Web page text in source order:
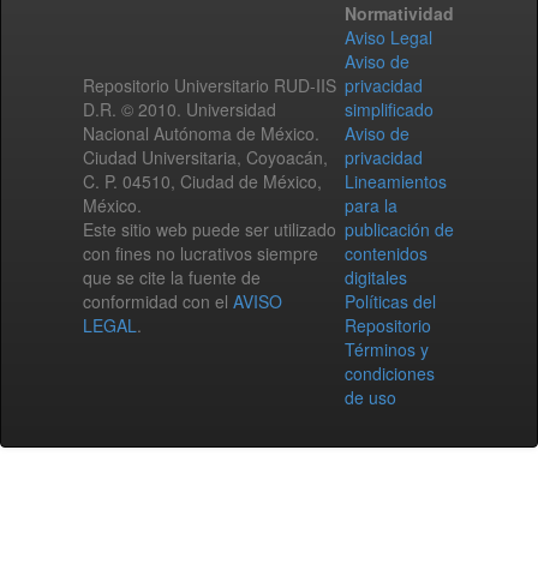
Repositorio Universitario RUD-IIS
D.R. © 2010. Universidad
Nacional Autónoma de México.
Ciudad Universitaria, Coyoacán,
C. P. 04510, Ciudad de México,
México.
Este sitio web puede ser utilizado
con fines no lucrativos siempre
que se cite la fuente de
conformidad con el AVISO
LEGAL.
Normatividad
Aviso Legal
Aviso de
privacidad
simplificado
Aviso de
privacidad
Lineamientos
para la
publicación de
contenidos
digitales
Políticas del
Repositorio
Términos y
condiciones
de uso